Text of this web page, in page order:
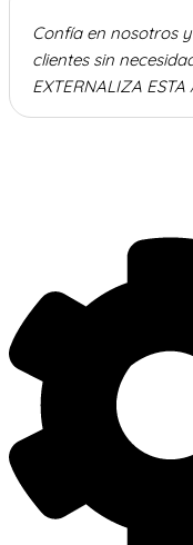
Confía en nosotros
clientes sin
EXTERNALIZA ESTA